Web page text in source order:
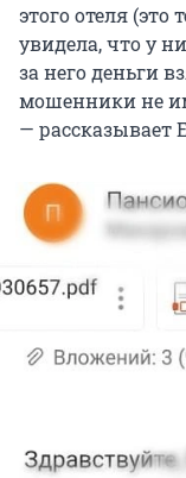
этого отеля (это
увидела, что у
за него деньги
мошенники не
— рассказывает